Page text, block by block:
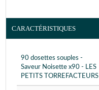
CARACTÉRISTIQUES
90 dosettes souples -
Saveur Noisette x90 - LES
PETITS TORREFACTEURS